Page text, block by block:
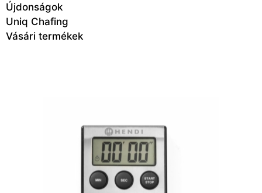
Újdonságok
Uniq Chafing
Vásári termékek